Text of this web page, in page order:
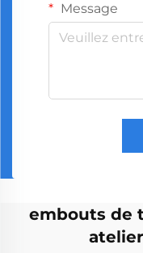
Message
embouts de